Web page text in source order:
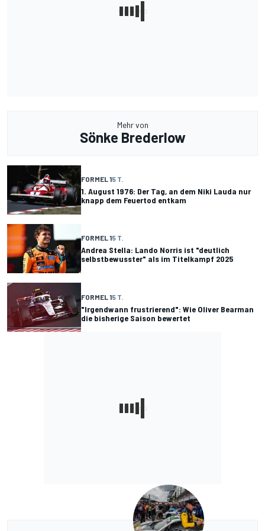
Mehr von
Sönke Brederlow
FORMEL 15 T.
1. August 1976: Der Tag, an dem Niki Lauda nur
knapp dem Feuertod entkam
FORMEL 15 T.
Andrea Stella: Lando Norris ist "deutlich
selbstbewusster" als im Titelkampf 2025
FORMEL 15 T.
"Irgendwann frustrierend": Wie Oliver Bearman
die bisherige Saison bewertet